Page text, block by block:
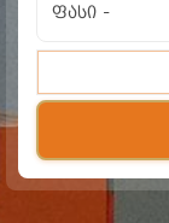
ფასი -